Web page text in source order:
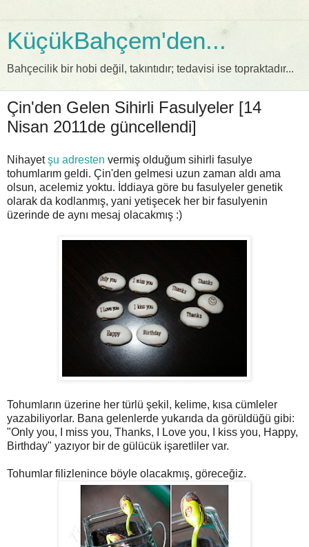
KüçükBahçem'den...
Bahçecilik bir hobi değil, takıntıdır; tedavisi ise topraktadır...
Çin'den Gelen Sihirli Fasulyeler [14
Nisan 2011de güncellendi]
Nihayetşu adresten vermiş olduğum sihirli fasulye
tohumlarım geldi. Çin'den gelmesi uzun zaman aldı ama
olsun, acelemiz yoktu. İddiaya göre bu fasulyeler genetik
olarak da kodlanmış, yani yetişecek her bir fasulyenin
üzerinde de aynı mesaj olacakmış :)
Tohumların üzerine her türlü şekil, kelime, kısa cümleler
yazabiliyorlar. Bana gelenlerde yukarıda da görüldüğü gibi:
"Only you, I miss you, Thanks, I Love you, I kiss you, Happy,
Birthday" yazıyor bir de gülücük işaretliler var.
Tohumlar filizlenince böyle olacakmış, göreceğiz.